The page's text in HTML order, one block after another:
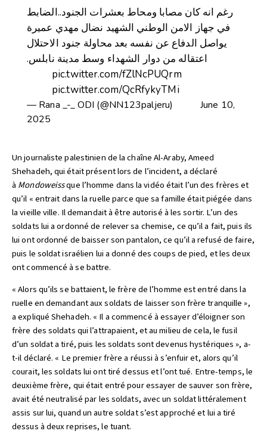
رغم انه كان مصابا ومحاط بعشرات الجنود..الضابط
في جهاز الامن الوطني الشهيد نضال مهدي عميرة
يواصل الدفاع عن نفسه بعد محاولة جنود الاحتلال
اعتقاله من دوار الشهداء وسط مدينة نابلس.
pic.twitter.com/fZlNcPUQrm
pic.twitter.com/QcRfykyTMi
— Rana _-_ ODI (@NN123paljeru)
June 10,
2025
Un journaliste palestinien de la chaîne Al-Araby, Ameed
Shehadeh, qui était présent lors de l’incident, a déclaré
à Mondoweissque l’homme dans la vidéo était l’un des frères et
qu’il « entrait dans la ruelle parce que sa famille était piégée dans
la vieille ville. Il demandait à être autorisé à les sortir. L’un des
soldats lui a ordonné de relever sa chemise, ce qu’il a fait, puis ils
lui ont ordonné de baisser son pantalon, ce qu’il a refusé de faire,
puis le soldat israélien lui a donné des coups de pied, et les deux
ont commencé à se battre.
« Alors qu’ils se battaient, le frère de l’homme est entré dans la
ruelle en demandant aux soldats de laisser son frère tranquille »,
a expliqué Shehadeh. « Il a commencé à essayer d’éloigner son
frère des soldats qui l’attrapaient, et au milieu de cela, le fusil
d’un soldat a tiré, puis les soldats sont devenus hystériques », a-
t-il déclaré. « Le premier frère a réussi à s’enfuir et, alors qu’il
courait, les soldats lui ont tiré dessus et l’ont tué. Entre-temps, le
deuxième frère, qui était entré pour essayer de sauver son frère,
avait été neutralisé par les soldats, avec un soldat littéralement
assis sur lui, quand un autre soldat s’est approché et lui a tiré
dessus à deux reprises, le tuant.